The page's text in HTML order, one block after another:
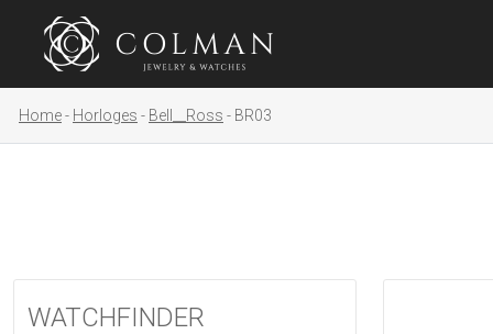
Home Horloges Bell__Ross BR03
WATCHFINDER